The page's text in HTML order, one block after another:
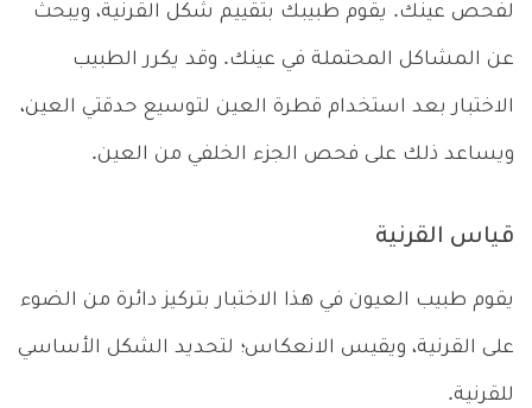
لفحص عينك. يقوم طبيبك بتقييم شكل القرنية، ويبحث
عن المشاكل المحتملة في عينك. وقد يكرر الطبيب
الاختبار بعد استخدام قطرة العين لتوسيع حدقتي العين،
ويساعد ذلك على فحص الجزء الخلفي من العين.
قياس القرنية
يقوم طبيب العيون في هذا الاختبار بتركيز دائرة من الضوء
على القرنية، ويقيس الانعكاس؛ لتحديد الشكل الأساسي
للقرنية.